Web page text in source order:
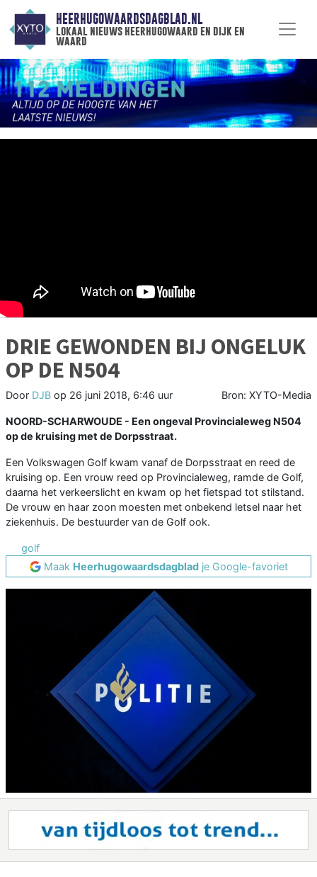
HEERHUGOWAARDSDAGBLAD.NL
lokaal nieuws heerhugowaard en dijk en
waard
DRIE GEWONDEN BIJ ONGELUK
OP DE N504
Door DJB op 26 juni 2018, 6:46 uur Bron: XYTO-Media
NOORD-SCHARWOUDE - Een ongeval Provincialeweg N504
op de kruising met de Dorpsstraat.
Een Volkswagen Golf kwam vanaf de Dorpsstraat en reed de
kruising op. Een vrouw reed op Provincialeweg, ramde de Golf,
daarna het verkeerslicht en kwam op het fietspad tot stilstand.
De vrouw en haar zoon moesten met onbekend letsel naar het
ziekenhuis. De bestuurder van de Golf ook.
golf
Maak Heerhugowaardsdagbladje Google-favoriet